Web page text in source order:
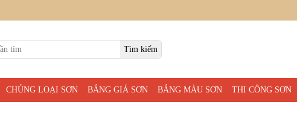
CHỦNG LOẠI SƠN BẢNG GIÁ SƠN BẢNG MÀU SƠN THI CÔNG SƠN